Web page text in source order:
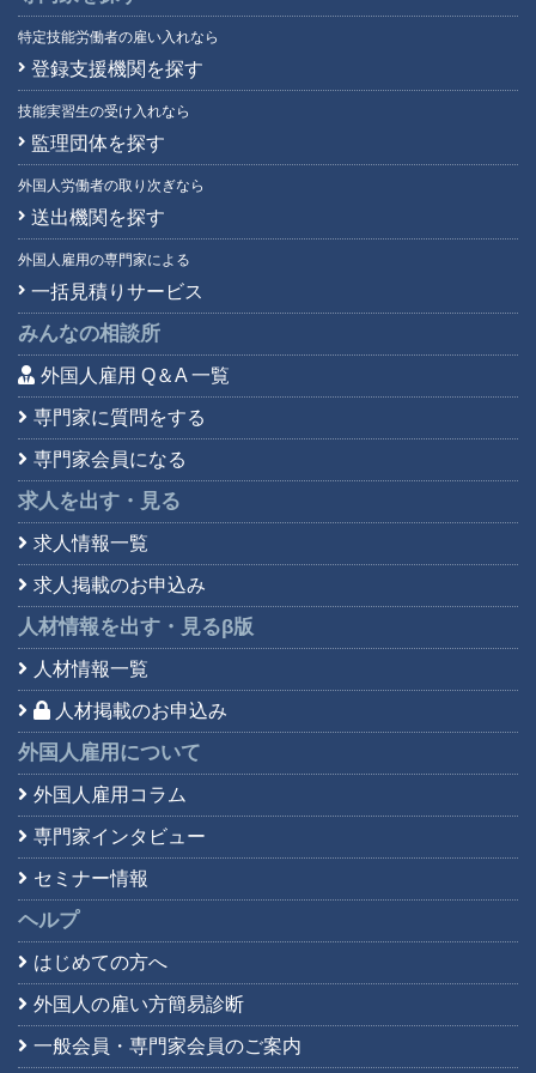
特定技能労働者の雇い入れなら
登録支援機関を探す
技能実習生の受け入れなら
監理団体を探す
外国人労働者の取り次ぎなら
送出機関を探す
外国人雇用の専門家による
一括見積りサービス
みんなの相談所
外国人雇用 Q＆A 一覧
専門家に質問をする
専門家会員になる
求人を出す・見る
求人情報一覧
求人掲載のお申込み
人材情報を出す・見るβ版
人材情報一覧
人材掲載のお申込み
外国人雇用について
外国人雇用コラム
専門家インタビュー
セミナー情報
ヘルプ
はじめての方へ
外国人の雇い方簡易診断
一般会員・専門家会員のご案内